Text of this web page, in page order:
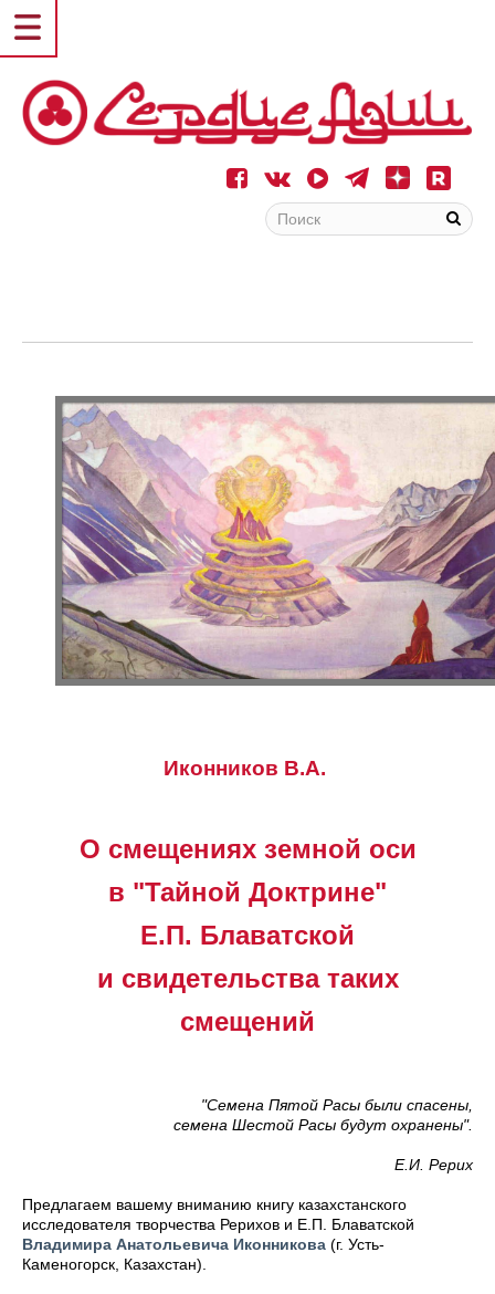
Иконников В.А.
О смещениях земной оси
в "Тайной Доктрине"
Е.П. Блаватской
и свидетельства таких
смещений
"Семена Пятой Расы были спасены,
семена Шестой Расы будут охранены".
Е.И. Рерих
Предлагаем вашему вниманию книгу казахстанского
исследователя творчества Рерихов и Е.П. Блаватской
Владимира Анатольевича Иконникова (г. Усть-
Каменогорск, Казахстан).